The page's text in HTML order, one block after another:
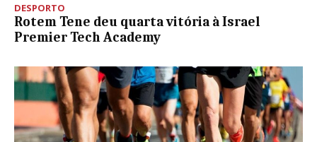
DESPORTO
Rotem Tene deu quarta vitória à Israel
Premier Tech Academy